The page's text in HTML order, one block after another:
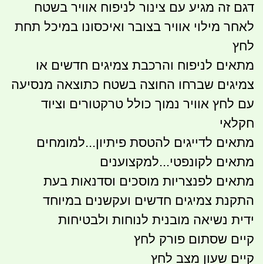
דגם זה מגיע עם צינור לניפוח אוויר בשטח
לאחר מילוי אוויר בצובר ואיכסונו במיכל תחת
לחץ
מתאים לניפוח והרכבת צמיגים חדשים או
צמיגים שברחו החוצה בשטח כתוצאה מנסיעה
עם לחץ אוויר נמוך כולל טרקטורים וציוד
חקלאי
מתאים לדייגים להטסת פיתיון...למומחים
מתאים לקונפטי...למקצוענים
מתאים לפנצריות מוסכים וסדנאות בעת
התקנת צמיגים חדשים ועקשנים במיוחד
ידית נשיאה מובנית לנוחות ולבטיחות
קיים שסתום פורק לחץ
קיים שעון מצב לחץ